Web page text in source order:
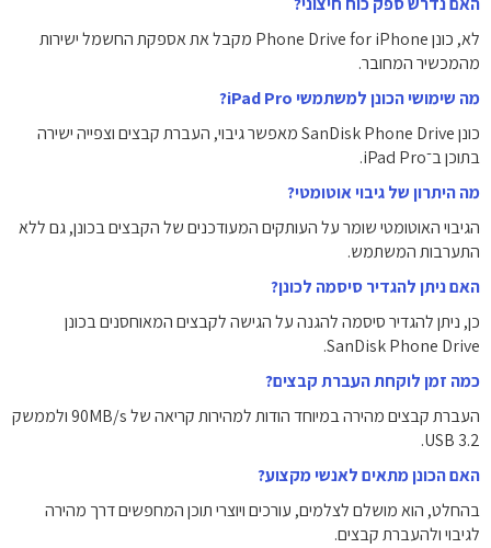
לא, כונן Phone Drive for iPhone מקבל את אספקת החשמל ישירות
מהמכשיר המחובר.
מה שימושי הכונן למשתמשי iPad Pro?
כונן SanDisk Phone Drive מאפשר גיבוי, העברת קבצים וצפייה ישירה
בתוכן ב־iPad Pro.
מה היתרון של גיבוי אוטומטי?
הגיבוי האוטומטי שומר על העותקים המעודכנים של הקבצים בכונן, גם ללא
התערבות המשתמש.
האם ניתן להגדיר סיסמה לכונן?
כן, ניתן להגדיר סיסמה להגנה על הגישה לקבצים המאוחסנים בכונן
SanDisk Phone Drive.
כמה זמן לוקחת העברת קבצים?
העברת קבצים מהירה במיוחד הודות למהירות קריאה של ‎90MB/s‎ ולממשק
USB 3.2.
האם הכונן מתאים לאנשי מקצוע?
בהחלט, הוא מושלם לצלמים, עורכים ויוצרי תוכן המחפשים דרך מהירה
לגיבוי ולהעברת קבצים.